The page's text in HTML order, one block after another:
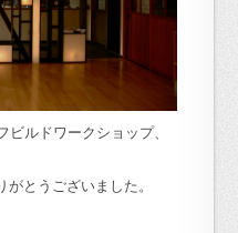
ルドワークショップ、
とうございました。